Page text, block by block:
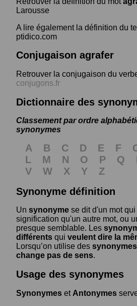
Larousse
A lire également la définition du
ptidico.com
Conjugaison agrafer
Retrouver la conjugaison du
conjugons.fr
Dictionnaire des
Classement par ordre
synonymes
A B C D E F
L
M N O P Q
V
W X Y
Z
Synonyme définition
Un synonyme se dit d'un mot
signification qu'un autre mot, ou
presque semblable. Les
différents qui veulent dire la
Lorsqu’on utilise des synonymes
change pas de sens.
Usage des synonymes
Synonymes et Antonymes